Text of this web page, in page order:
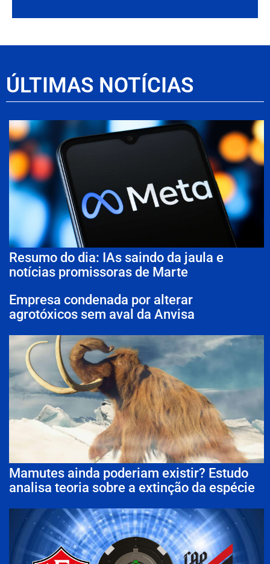
ÚLTIMAS NOTÍCIAS
Resumo do dia: IAs saindo da jaula e
notícias promissoras de Marte
Empresa condenada por alterar
agrotóxicos sem aval da Anvisa
Mamutes ainda poderiam existir? Estudo
analisa teoria sobre a extinção da espécie